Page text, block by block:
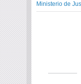
Ministerio de